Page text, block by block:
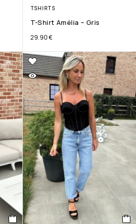
TSHIRTS
T-Shirt Amélia – Gris
29.90€